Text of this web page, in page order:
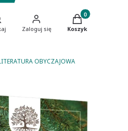
wyszukiwarkę
Zaloguj się
Produkty w
Koszyk
OBYCZAJOWA